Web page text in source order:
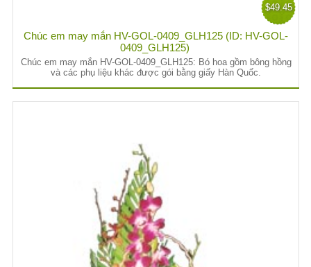
$49.45
Chúc em may mắn HV-GOL-0409_GLH125 (ID: HV-GOL-
0409_GLH125)
Chúc em may mắn HV-GOL-0409_GLH125: Bó hoa gồm bông hồng
và các phụ liệu khác được gói bằng giấy Hàn Quốc.